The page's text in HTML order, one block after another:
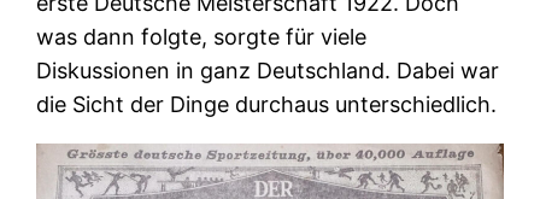
was dann folgte, sorgte für viele
Diskussionen in ganz Deutschland. Dabei war
die Sicht der Dinge durchaus unterschiedlich.